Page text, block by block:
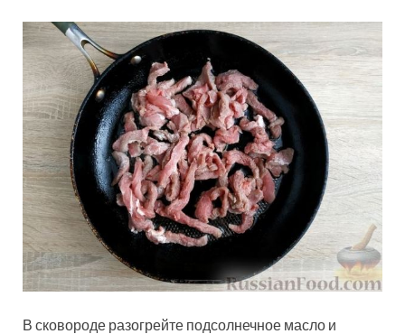
В сковороде разогрейте подсолнечное масло и